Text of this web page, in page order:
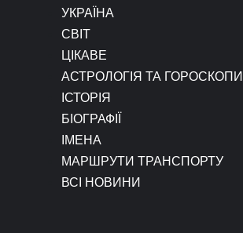
УКРАЇНА
СВІТ
ЦІКАВЕ
АСТРОЛОГІЯ ТА ГОРОСКОПИ
ІСТОРІЯ
БІОГРАФІЇ
ІМЕНА
МАРШРУТИ ТРАНСПОРТУ
ВСІ НОВИНИ